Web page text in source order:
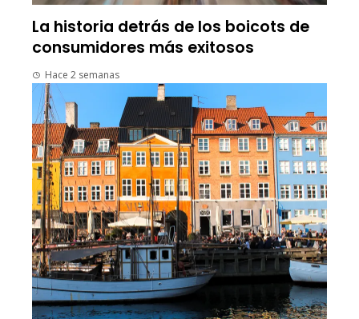
La historia detrás de los boicots de
consumidores más exitosos
Hace 2 semanas